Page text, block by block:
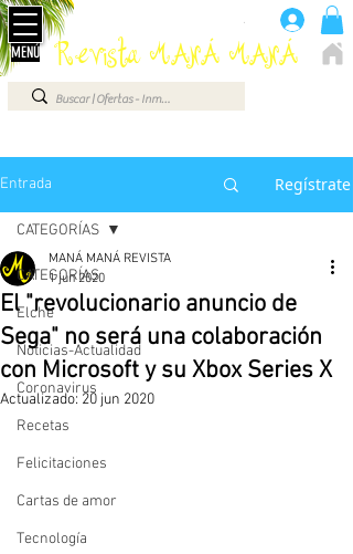
Revista MANÁ MANÁ
Anúnciate aquí 660 07 87 87
.
MENÚ
Entrada Regístrate
CATEGORÍAS
Elche
Noticias-Actualidad
Coronavirus
Recetas
Felicitaciones
Cartas de amor
Tecnología
CATEGORÍAS
El "revolucionario anuncio de
Sega" no será una colaboración
con Microsoft y su Xbox Series X
MANÁ MANÁ REVISTA
1 jun 2020
Actualizado: 20 jun 2020